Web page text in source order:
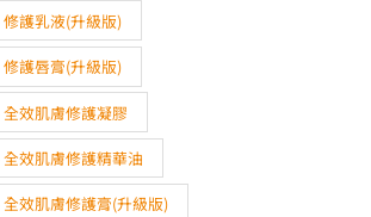
護乳液(升級版)
護唇膏(升級版)
效肌膚修護凝膠
效肌膚修護精華油
效肌膚修護膏(升級版)